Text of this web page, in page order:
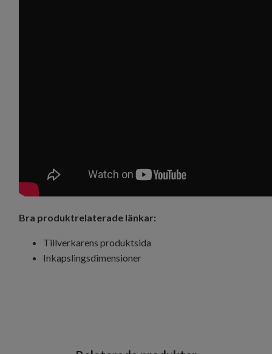
Bra produktrelaterade länkar:
Tillverkarens produktsida
Inkapslingsdimensioner